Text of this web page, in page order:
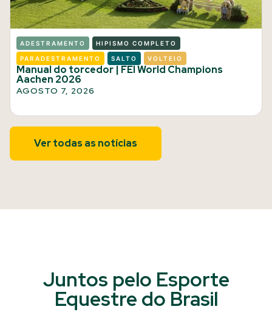
ADESTRAMENTO HIPISMO COMPLETO
PARADESTRAMENTO SALTO VOLTEIO
Manual do torcedor | FEI World Champions
Aachen 2026
AGOSTO 7, 2026
Ver todas as notícias
Juntos pelo Esporte
Equestre do Brasil​